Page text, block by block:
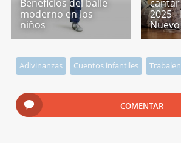
Beneficios del baile
moderno en los
niños
2025
Adivinanzas Cuentos infantiles
COMENTAR